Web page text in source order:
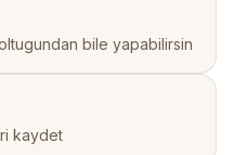
bile yapabilirsin
kaydet